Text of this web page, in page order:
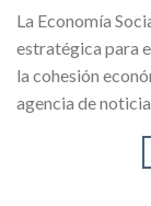
La Economía
estratégica para
la cohesión
agencia de